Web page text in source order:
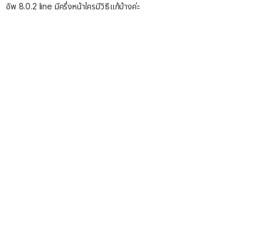
อัพ 8.0.2 line มีครึ่งหน้าใครมีวิธีแก้บ้างค่ะ